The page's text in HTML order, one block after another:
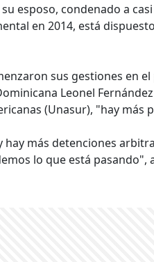
esposo, condenado a
en 2014, está
sus gestiones en
Leonel
(Unasur), "hay más
más detenciones
lo que está pasando",